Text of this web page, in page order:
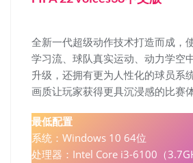
全新一代超级动作技术打造而成，
学习流、球队真实运动、动力学空
升级，还拥有更为人性化的球员系
画质让玩家获得更具沉浸感的比赛
最低配置
‌系统‌：Windows 10 64位
处理器‌：Intel Core i3-6100（